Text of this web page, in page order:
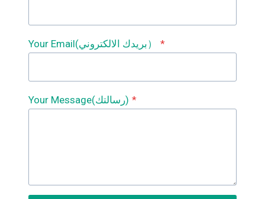
Your Email(بريدك الالكتروني） *
Your Message(رسالتك) *